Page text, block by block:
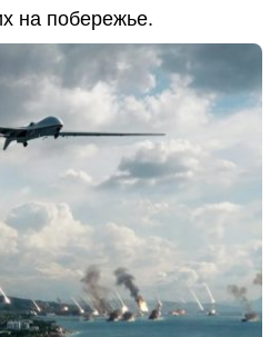
на побережье.